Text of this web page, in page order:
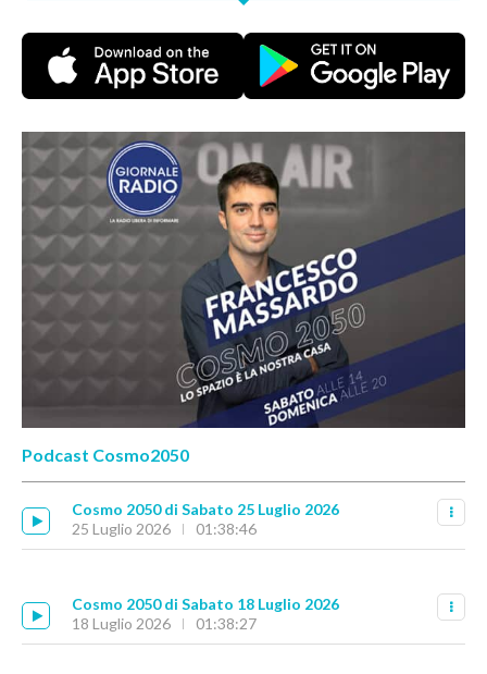
Podcast Cosmo2050
Cosmo 2050 di Sabato 25 Luglio 2026
25 Luglio 2026
01:38:46
Cosmo 2050 di Sabato 18 Luglio 2026
18 Luglio 2026
01:38:27